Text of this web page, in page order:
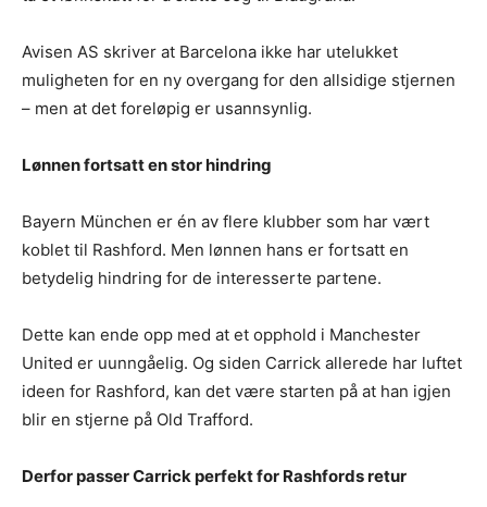
Avisen AS skriver at Barcelona ikke har utelukket
muligheten for en ny overgang for den allsidige stjernen
– men at det foreløpig er usannsynlig.
Lønnen fortsatt en stor hindring
Bayern München er én av flere klubber som har vært
koblet til Rashford. Men lønnen hans er fortsatt en
betydelig hindring for de interesserte partene.
Dette kan ende opp med at et opphold i Manchester
United er uunngåelig. Og siden Carrick allerede har luftet
ideen for Rashford, kan det være starten på at han igjen
blir en stjerne på Old Trafford.
Derfor passer Carrick perfekt for Rashfords retur